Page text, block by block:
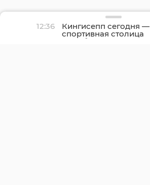
12:36 Кингисепп сегодня —
спортивная столица
Ленобласти: начался